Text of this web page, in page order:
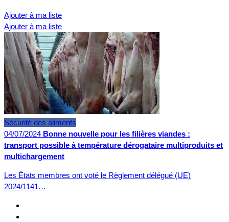
Ajouter à ma liste
Ajouter à ma liste
Sécurité des aliments
04/07/2024 Bonne nouvelle pour les filières viandes :
transport possible à température dérogataire multiproduits et
multichargement
Les États membres ont voté le Règlement délégué (UE)
2024/1141…